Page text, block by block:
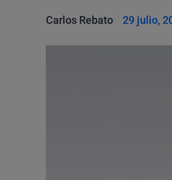
Carlos Rebato 29 julio,